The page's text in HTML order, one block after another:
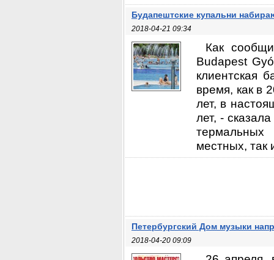
Будапештские купальни
2018-04-21 09:34
Как
Budapest
клиентская
время, как в
лет, в
лет, -
термальных
местных, так
Петербургский Дом музыки
2018-04-20 09:09